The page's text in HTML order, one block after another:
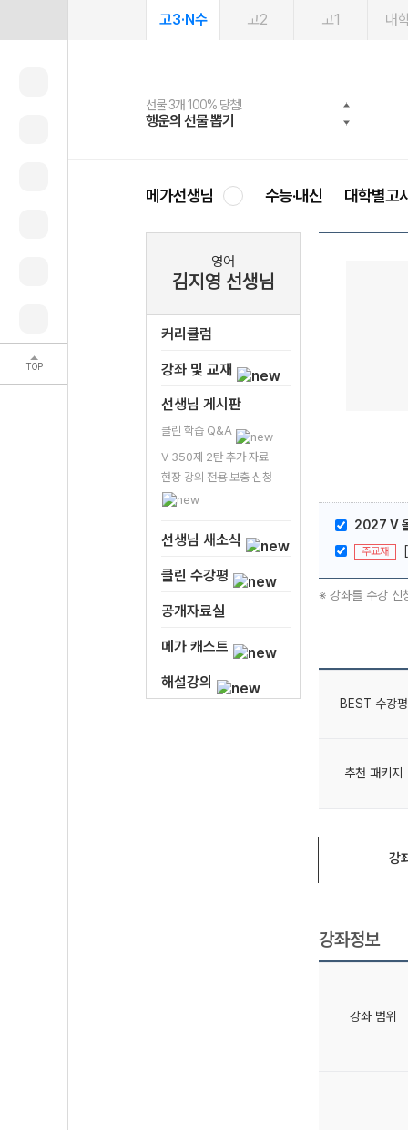
TOP
고3·N수 고2 고1 대
선물 3개 100% 당첨!
행운의 선물 뽑기
선물 100% 증정!
메가스터디 X 올리브
여름방학 스터디 캐시백
메가런 썸머스쿨
2027 러셀 단과
강사 공개선발
스마트러닝앱
설문 EVENT
메가패스
3일 무료 체험권
메가패스 수강생 무료혜택!
메가클럽 멤버십
사회공헌 캠페인
희망이룸 메가나눔
메가선생님 수능·내신 대학별고
영어
김지영 선생님
커리큘럼
강좌 및 교재
선생님 게시판
클린 학습 Q&A
V 350제 2탄 추가 자료
현장 강의 전용 보충 신청
선생님 새소식
클린 수강평
공개자료실
메가 캐스트
해설강의
2027 V
주교재
※ 강좌를 수강 신
BEST 수강평
추천 패키지
강
강좌정보
강좌 범위